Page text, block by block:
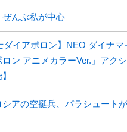
ぜんぶ私が中心
ダイアポロン】NEO ダイナ
ロン アニメカラーVer.」アク
シアの空挺兵、パラシュート